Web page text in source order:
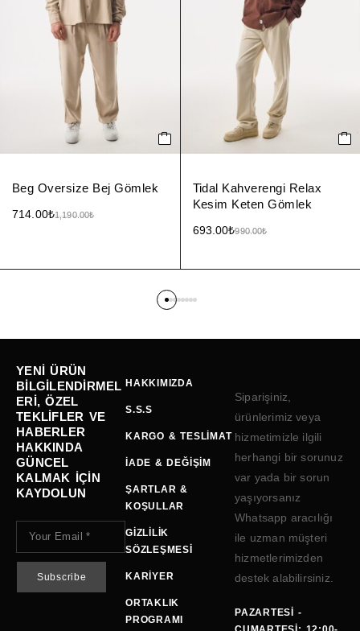
Beg Oversize Bej Gömlek
1,190.00₺
714.00₺
Tidal Kahverengi Relax
Kesim Keten Gömlek
990.00₺
693.00₺
YENI ÜRÜN
BILGILENDIRMEL
ERI, ÖZEL
TEKLIFLER VE
HABERLER
HAKKINDA
GÜNCEL
KALMAK IÇIN
KAYDOLUN
HAKKIMIZDA
S.S.S
KARGO & TESLIMAT
İADE & DEĞIŞIM
ŞARTLAR &
KOŞULLAR
GIZLILIK
SÖZLEŞMESI
KARIYER
ORTAKLIK
PROGRAMI
Siparişiniz,
ürünlerimiz veya
hizmetimizle ilgili
herhangi bir sorunuz
var yada bir sorun
yaşıyorsanız
Whatsapp aracılığı
ile uzman müşteri
hizmetlerimizden
destek alabilirsiniz.
PAZARTESI -